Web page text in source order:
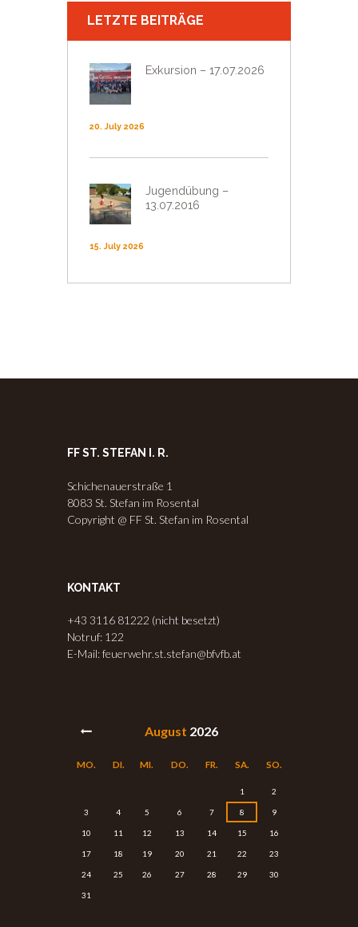
LETZTE BEITRÄGE
Exkursion – 17.07.2026
20. July 2026
Jugendübung –
13.07.2016
15. July 2026
FF ST. STEFAN I. R.
Schichenauerstraße 1
8083 St. Stefan im Rosental
Copyright @ FF St. Stefan im Rosental
KONTAKT
+43 3116 81222 (nicht besetzt)
Notruf: 122
E-Mail: feuerwehr.st.stefan@bfvfb.at
August 2026
MO. DI. MI. DO. FR. SA. SO.
1 2
3 4 5 6 7 8 9
10 11 12 13 14 15 16
17 18 19 20 21 22 23
24 25 26 27 28 29 30
31